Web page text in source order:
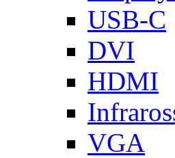
USB-C
DVI
HDMI
VGA